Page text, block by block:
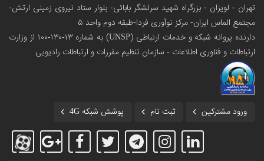
تهران - لویزان - بزرگراه شهید سرلشگر بابائی- بلوار ستاد نیروی زمینی ارتش-
مجتمع الماس ایران- مرکز نوآوری فردا-طبقه دوم واحد ۵
دارنده پروانه شبکه و خدمات ارتباطی (UNSP) به شماره ۱۳-۱۳۰-۱۰۰
از وزارت
ارتباطات و فناوری اطلاعات - سازمان تنظیم مقررات و ارتباطات رادیویی
ورود مشترکین ثبت نام پوشش شبکه 4G